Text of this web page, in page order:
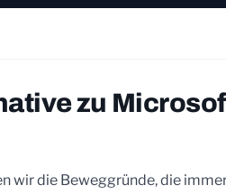
zu
wir die Beweggründe, die